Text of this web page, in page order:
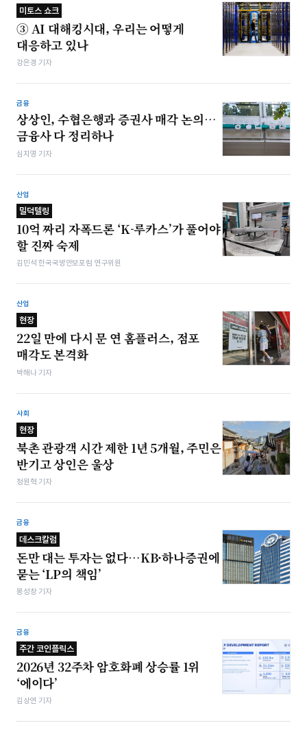
미토스 쇼크
③ AI 대해킹시대, 우리는 어떻게
대응하고 있나
강은경 기자
금융
상상인, 수협은행과 증권사 매각 논의…
금융사 다 정리하나
심지영 기자
산업
밀덕텔링
10억 짜리 자폭드론 ‘K-루카스’가 풀어야
할 진짜 숙제
김민석 한국국방안보포럼 연구위원
산업
현장
22일 만에 다시 문 연 홈플러스, 점포
매각도 본격화
박해나 기자
사회
현장
북촌 관광객 시간 제한 1년 5개월, 주민은
반기고 상인은 울상
정원혁 기자
금융
데스크칼럼
돈만 대는 투자는 없다…KB·하나증권에
묻는 ‘LP의 책임’
봉성창 기자
금융
주간 코인플릭스
2026년 32주차 암호화폐 상승률 1위
‘에이다’
김상연 기자